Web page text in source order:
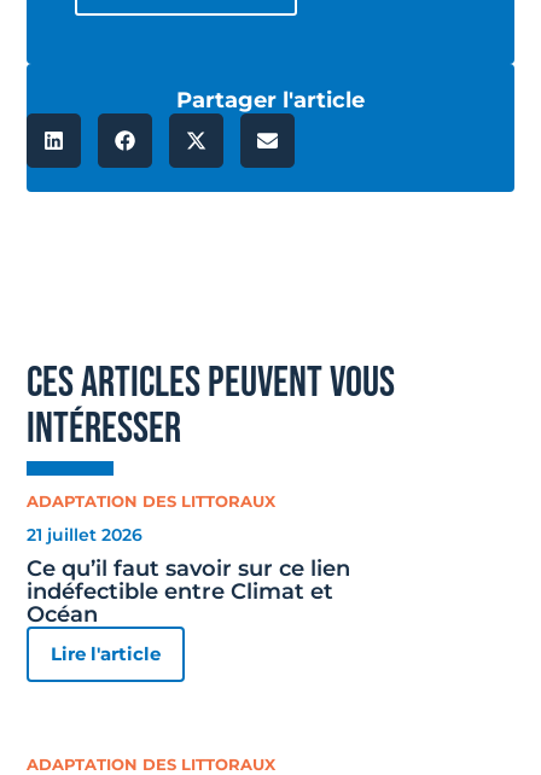
Partager l'article
ces articles peuvent vous
intéresser
ADAPTATION DES LITTORAUX
21 juillet 2026
Ce qu’il faut savoir sur ce lien
indéfectible entre Climat et
Océan
Lire l'article
ADAPTATION DES LITTORAUX